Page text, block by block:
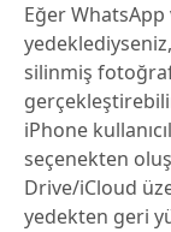
Eğer
silinmiş
iPhone
seçenekten
Drive/iCloud
yedekten geri